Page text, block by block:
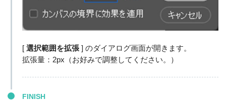
[ 選択範囲を拡張] のダイアログ画面が開きます。
拡張量：2px（お好みで調整してください。）
FINISH